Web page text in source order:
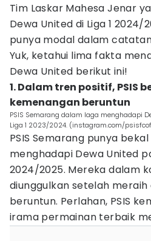
Tim Laskar Mahesa Jenar
Dewa United di Liga 1 2024/
punya modal dalam
Yuk, ketahui lima fakta
Dewa United berikut ini!
1. Dalam tren positif, PSIS
kemenangan beruntun
PSIS Semarang dalam laga menghadapi
Liga 1 2023/2024. (instagram.com/
PSIS Semarang punya
menghadapi Dewa United
2024/2025. Mereka dalam
diunggulkan setelah
beruntun. Perlahan, PSIS
irama permainan terbaik